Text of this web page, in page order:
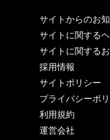
サイトからのお
サイトに関する
サイトに関する
採用情報
サイトポリシー
プライバシーポ
利用規約
運営会社